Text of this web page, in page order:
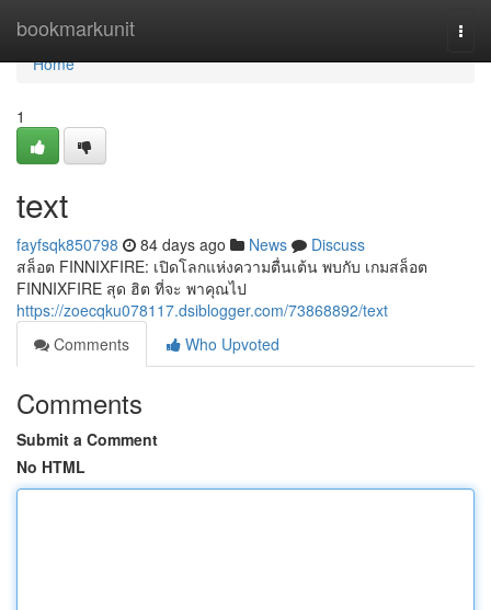
bookmarkunit
Home
Home
1
text
fayfsqk850798 84 days ago News
Discuss
สล็อต FINNIXFIRE: เปิดโลกแห่งความตื่นเต้น พบกับ เกมสล็อต
FINNIXFIRE สุด ฮิต ที่จะ พาคุณไป
https://zoecqku078117.dsiblogger.com/73868892/text
Comments
Who Upvoted
Comments
Submit a Comment
No HTML